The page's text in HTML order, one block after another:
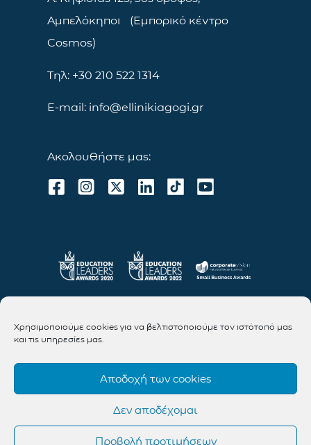
Χρησιμοποιούμε cookies για να βελτιστοποιούμε τον ιστότοπό μας
και τις υπηρεσίες μας.
Αποδοχή των cookies
Δεν αποδέχομαι
Προβολή προτιμήσεων
Αμπελόκηποι (Εμπορικό κέντρο
Cosmos)
Τηλ: +30 210 522 1314
E-mail: info@ellinikiagogi.gr
Ακολουθήστε μας: